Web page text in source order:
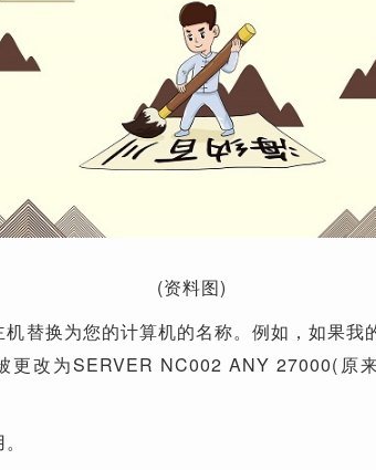
(资料图)
替换为您的计算机的名称。例如，如果我
更改为SERVER NC002 ANY 27000(原